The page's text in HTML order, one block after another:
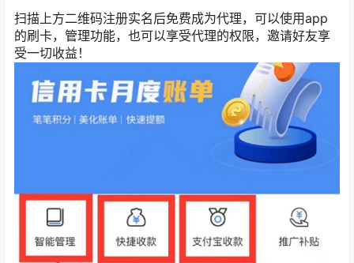
扫描上方二维码注册实名后免费成为代理，可以使用app
的刷卡，管理功能，也可以享受代理的权限，邀请好友享
受一切收益！